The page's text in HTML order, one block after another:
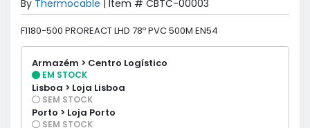
By Thermocable | Item # CBTC-00003
F1180-500 PROREACT LHD 78º PVC 500M EN54
Armazém > Centro Logístico
EM STOCK
Lisboa > Loja Lisboa
SEM STOCK
Porto > Loja Porto
SEM STOCK